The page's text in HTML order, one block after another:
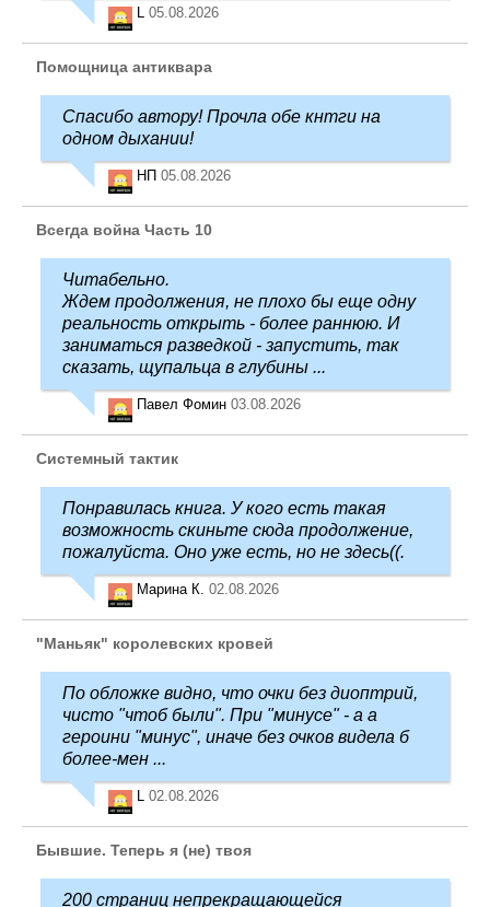
L 05.08.2026
Помощница антиквара
Спасибо автору! Прочла обе кнтги на
одном дыхании!
НП 05.08.2026
Всегда война Часть 10
Читабельно.
Ждем продолжения, не плохо бы еще одну
реальность открыть - более раннюю. И
заниматься разведкой - запустить, так
сказать, щупальца в глубины ...
Павел Фомин 03.08.2026
Системный тактик
Понравилась книга. У кого есть такая
возможность скиньте сюда продолжение,
пожалуйста. Оно уже есть, но не здесь((.
Марина К. 02.08.2026
"Маньяк" королевских кровей
По обложке видно, что очки без диоптрий,
чисто "чтоб были". При "минусе" - а а
героини "минус", иначе без очков видела б
более-мен ...
L 02.08.2026
Бывшие. Теперь я (не) твоя
200 страниц непрекращающейся